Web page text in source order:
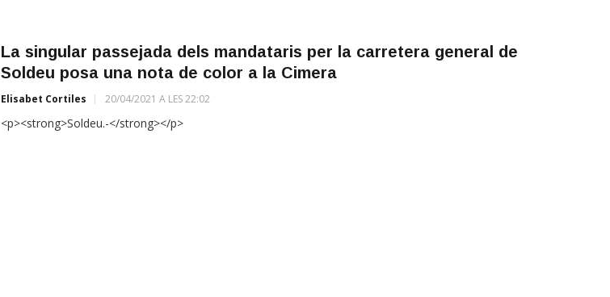
La singular passejada dels mandataris per la carretera general de
Soldeu posa una nota de color a la Cimera
Elisabet Cortiles 20/04/2021 A LES 22:02
<p><strong>Soldeu.-</strong></p>